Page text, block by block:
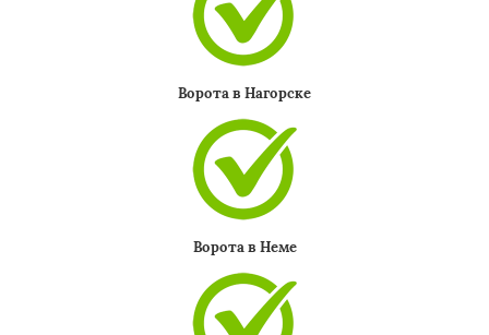
Ворота в Нагорске
Ворота в Неме